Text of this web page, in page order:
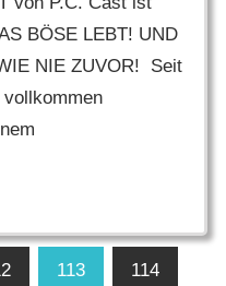
BÖSE LEBT! UND
NIE ZUVOR! Seit
113 114